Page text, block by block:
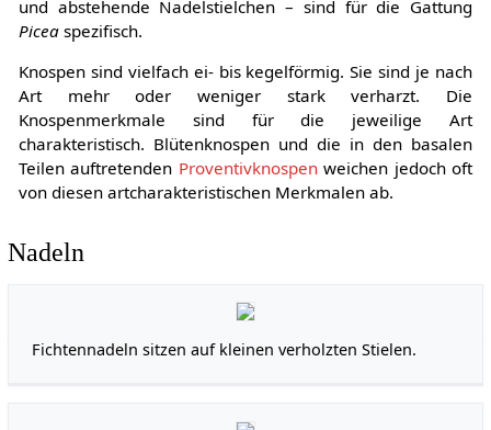
und abstehende Nadelstielchen – sind für die Gattung
Piceaspezifisch.
Knospen sind vielfach ei- bis kegelförmig. Sie sind je nach
Art mehr oder weniger stark verharzt. Die
Knospenmerkmale sind für die jeweilige Art
charakteristisch. Blütenknospen und die in den basalen
Teilen auftretenden Proventivknospenweichen jedoch oft
von diesen artcharakteristischen Merkmalen ab.
Nadeln
Fichtennadeln sitzen auf kleinen verholzten Stielen.